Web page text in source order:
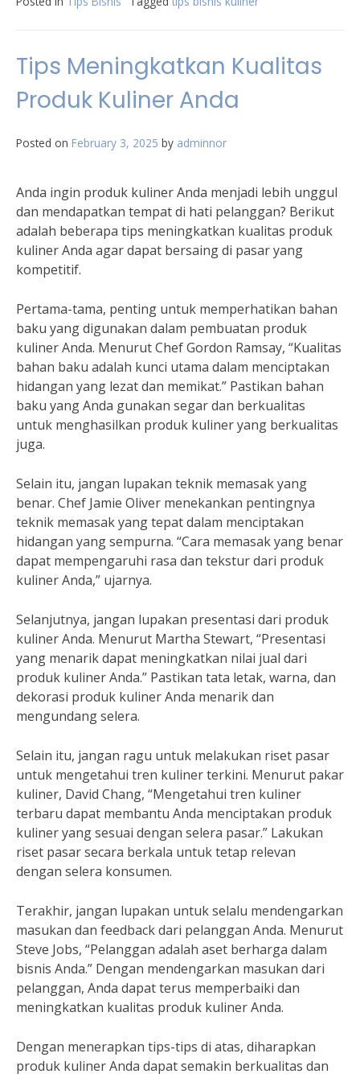
Tips Meningkatkan Kualitas
Produk Kuliner Anda
Posted on February 3, 2025 by adminnor
Anda ingin produk kuliner Anda menjadi lebih unggul
dan mendapatkan tempat di hati pelanggan? Berikut
adalah beberapa tips meningkatkan kualitas produk
kuliner Anda agar dapat bersaing di pasar yang
kompetitif.
Pertama-tama, penting untuk memperhatikan bahan
baku yang digunakan dalam pembuatan produk
kuliner Anda. Menurut Chef Gordon Ramsay, “Kualitas
bahan baku adalah kunci utama dalam menciptakan
hidangan yang lezat dan memikat.” Pastikan bahan
baku yang Anda gunakan segar dan berkualitas
untuk menghasilkan produk kuliner yang berkualitas
juga.
Selain itu, jangan lupakan teknik memasak yang
benar. Chef Jamie Oliver menekankan pentingnya
teknik memasak yang tepat dalam menciptakan
hidangan yang sempurna. “Cara memasak yang benar
dapat mempengaruhi rasa dan tekstur dari produk
kuliner Anda,” ujarnya.
Selanjutnya, jangan lupakan presentasi dari produk
kuliner Anda. Menurut Martha Stewart, “Presentasi
yang menarik dapat meningkatkan nilai jual dari
produk kuliner Anda.” Pastikan tata letak, warna, dan
dekorasi produk kuliner Anda menarik dan
mengundang selera.
Selain itu, jangan ragu untuk melakukan riset pasar
untuk mengetahui tren kuliner terkini. Menurut pakar
kuliner, David Chang, “Mengetahui tren kuliner
terbaru dapat membantu Anda menciptakan produk
kuliner yang sesuai dengan selera pasar.” Lakukan
riset pasar secara berkala untuk tetap relevan
dengan selera konsumen.
Terakhir, jangan lupakan untuk selalu mendengarkan
masukan dan feedback dari pelanggan Anda. Menurut
Steve Jobs, “Pelanggan adalah aset berharga dalam
bisnis Anda.” Dengan mendengarkan masukan dari
pelanggan, Anda dapat terus memperbaiki dan
meningkatkan kualitas produk kuliner Anda.
Dengan menerapkan tips-tips di atas, diharapkan
produk kuliner Anda dapat semakin berkualitas dan